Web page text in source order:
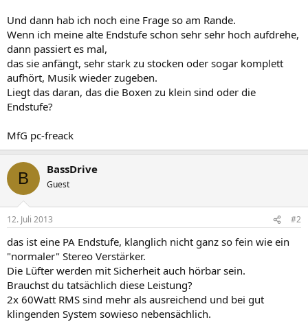
Und dann hab ich noch eine Frage so am Rande.
Wenn ich meine alte Endstufe schon sehr sehr hoch aufdrehe,
dann passiert es mal,
das sie anfängt, sehr stark zu stocken oder sogar komplett
aufhört, Musik wieder zugeben.
Liegt das daran, das die Boxen zu klein sind oder die
Endstufe?
MfG pc-freack
B BassDrive
Guest
12. Juli 2013 #2
das ist eine PA Endstufe, klanglich nicht ganz so fein wie ein
"normaler" Stereo Verstärker.
Die Lüfter werden mit Sicherheit auch hörbar sein.
Brauchst du tatsächlich diese Leistung?
2x 60Watt RMS sind mehr als ausreichend und bei gut
klingenden System sowieso nebensächlich.